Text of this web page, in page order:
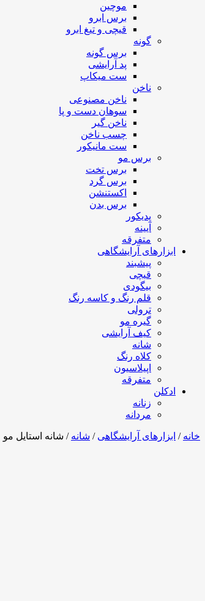
موچین
برس ابرو
قیچی و تیغ ابرو
گونه
برس گونه
پد آرایشی
ست میکاپ
ناخن
ناخن مصنوعی
سوهان دست و پا
ناخن گیر
چسب ناخن
ست مانیکور
برس مو
برس تخت
برس گرد
اکستنشن
برس بدن
پدیکور
آیینه
متفرقه
ابزارهای آرایشگاهی
پیشبند
قیچی
بیگودی
قلم رنگ و کاسه رنگ
ترولی
گیره مو
کیف آرایشی
شانه
کلاه رنگ
اپیلاسیون
متفرقه
ادکلن
زنانه
مردانه
خانه / ابزارهای آرایشگاهی / شانه / شانه استایل مو